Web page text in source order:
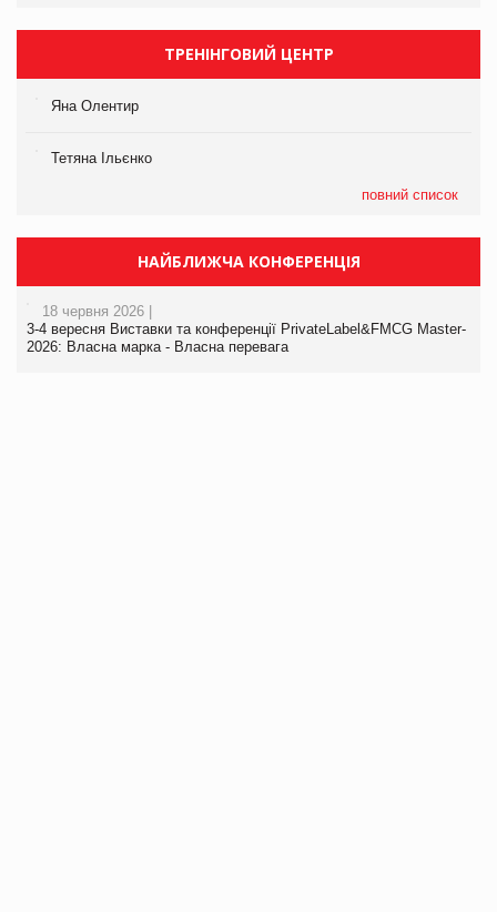
ТРЕНІНГОВИЙ ЦЕНТР
Яна Олентир
Тетяна Ільєнко
повний список
НАЙБЛИЖЧА КОНФЕРЕНЦІЯ
18 червня 2026 |
3-4 вересня Виставки та конференції PrivateLabel&FMCG Master-
2026: Власна марка - Власна перевага